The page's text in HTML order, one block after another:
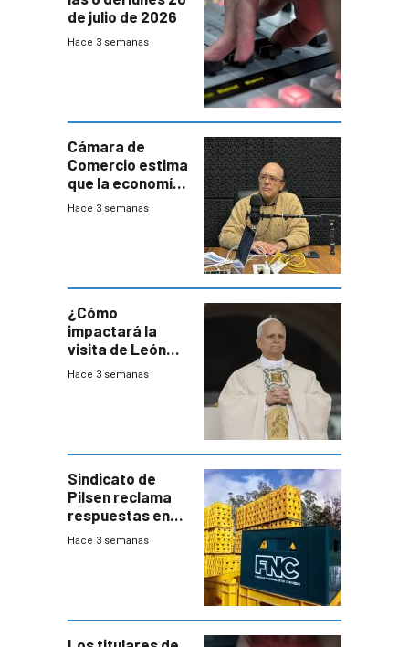
de julio de 2026
Hace 3 semanas
Cámara de
Comercio estima
que la economía
crecerá 1,6%
Hace 3 semanas
¿Cómo
impactará la
visita de León
XIV a Uruguay?
Hace 3 semanas
Sindicato de
Pilsen reclama
respuestas en
medio de
Hace 3 semanas